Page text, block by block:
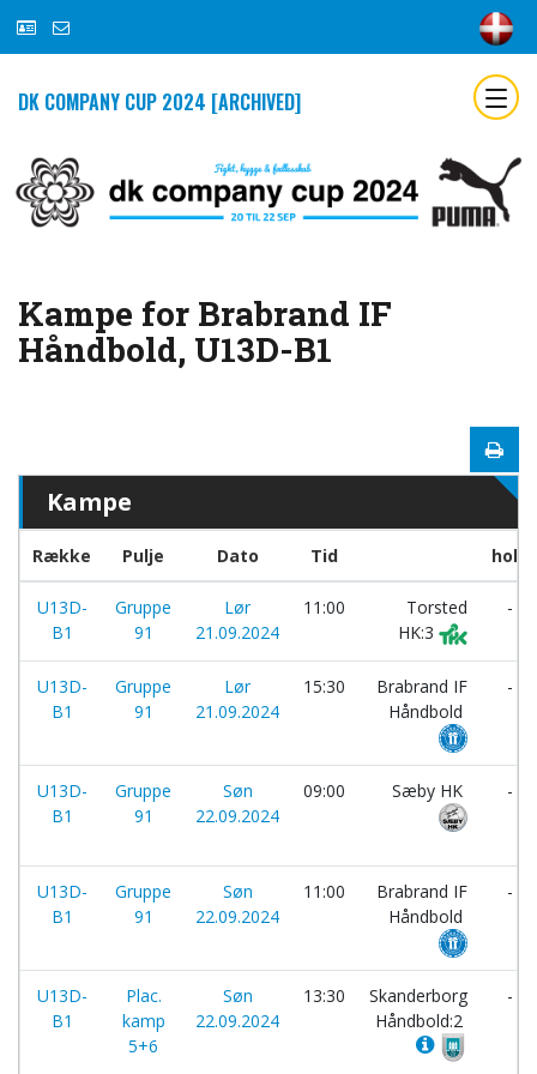
DK COMPANY CUP 2024 [ARCHIVED]
Kampe for Brabrand IF
Håndbold, U13D-B1
Kampe
Række Pulje Dato Tid hold
U13D-
B1
Gruppe
91
Lør
21.09.2024
11:00
Torsted
HK:3
-
U13D-
B1
Gruppe
91
Lør
21.09.2024
15:30
Brabrand IF
Håndbold
-
U13D-
B1
Gruppe
91
Søn
22.09.2024
09:00 Sæby HK -
U13D-
B1
Gruppe
91
Søn
22.09.2024
11:00
Brabrand IF
Håndbold
-
U13D-
B1
Plac.
kamp
5+6
Søn
22.09.2024
13:30
Skanderborg
Håndbold:2
-